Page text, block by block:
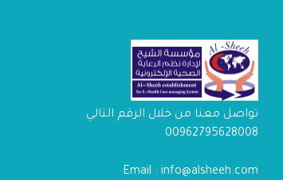
تواصل معنا من خلال الرقم التالي
00962795628008
Email : info@alsheeh.com